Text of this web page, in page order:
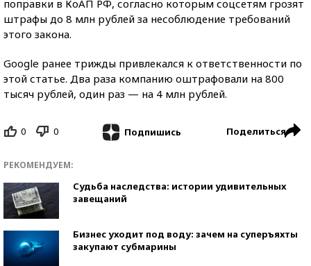
поправки в КоАП РФ, согласно которым соцсетям грозят
штрафы до 8 млн рублей за несоблюдение требований
этого закона.
Google ранее трижды привлекался к ответственности по
этой статье. Два раза компанию оштрафовали на 800
тысяч рублей, один раз — на 4 млн рублей.
0 0 Подпишись Поделиться
РЕКОМЕНДУЕМ:
Судьба наследства: истории удивительных
завещаний
Бизнес уходит под воду: зачем на суперъяхты
закупают субмарины